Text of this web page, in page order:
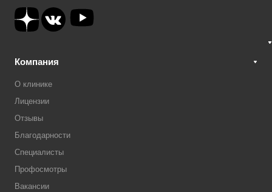
Компания
О клинике
Лицензии
Отзывы
Благодарности
Специалисты
Профосмотры
Вакансии